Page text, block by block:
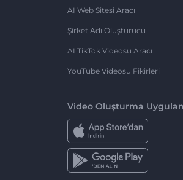
AI Web Sitesi Aracı
Şirket Adı Oluşturucu
AI TikTok Videosu Aracı
YouTube Videosu Fikirleri
Video Oluşturma